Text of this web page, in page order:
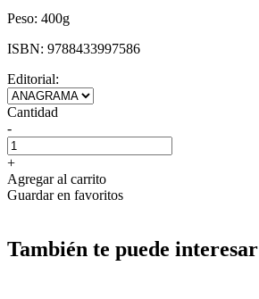
Peso: 400g
ISBN: 9788433997586
Editorial:
Cantidad
-
+
Agregar al carrito
Guardar en favoritos
También te puede interesar